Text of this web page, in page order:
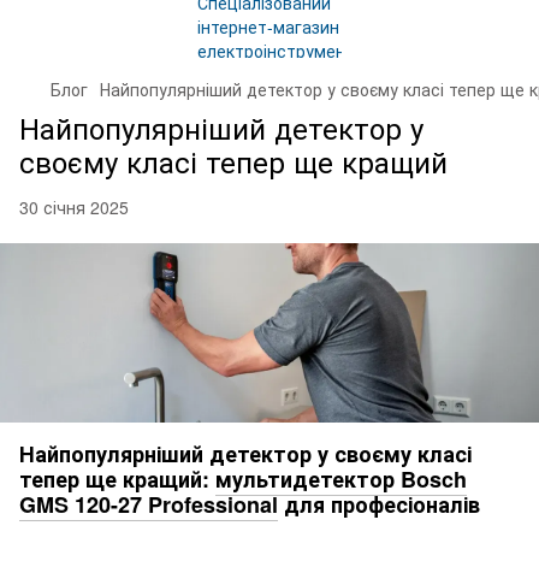
Блог Найпопулярніший детектор у своєму класі тепер ще
Найпопулярніший детектор у
своєму класі тепер ще кращий
30 січня 2025
Найпопулярніший детектор у своєму класі
тепер ще кращий: мультидетектор Bosch
GMS 120-27 Professionalдля професіоналів